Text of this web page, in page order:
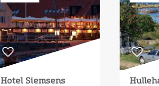
Hotel Siemsens